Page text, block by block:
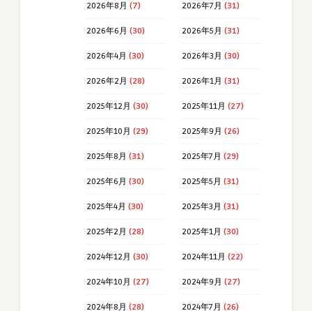
2026年8月 (7) 2026年7月 (31)
2026年6月 (30) 2026年5月 (31)
2026年4月 (30) 2026年3月 (30)
2026年2月 (28) 2026年1月 (31)
2025年12月 (30) 2025年11月 (27)
2025年10月 (29) 2025年9月 (26)
2025年8月 (31) 2025年7月 (29)
2025年6月 (30) 2025年5月 (31)
2025年4月 (30) 2025年3月 (31)
2025年2月 (28) 2025年1月 (30)
2024年12月 (30) 2024年11月 (22)
2024年10月 (27) 2024年9月 (27)
2024年8月 (28) 2024年7月 (26)